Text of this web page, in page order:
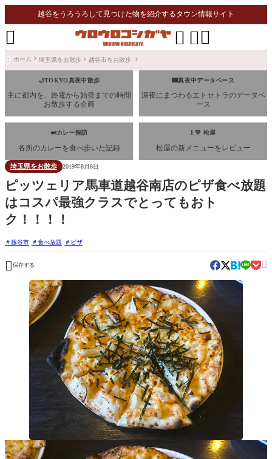
越谷をうろうろして見つけた物を紹介するタウン情報サイト
 

 ホーム 埼玉県をお散歩 越谷市をお散歩
🌙TOKYO真夜中散歩
主に都内を、終電から始発までの時間
お散歩する企画
🌃真夜中データベース
深夜にまつわるエトセトラのデータベ
ース
🍛カレー探訪
各所のカレーを食べ歩いた記録
I 💛 松屋
松屋の新メニューをレビュー
埼玉県をお散歩 2019年8月8日
ピッツェリア馬車道越谷南店のピザ食べ放題
はコスパ最強クラスでとってもおト
ク！！！！
越谷市 食べ放題 ピザ
 保存する 